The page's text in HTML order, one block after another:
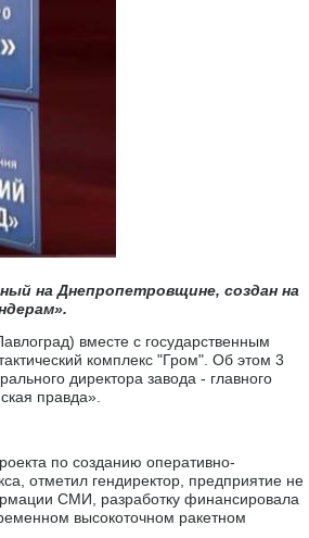
на Днепропетровщине, создан на
вместе с государственным
комплекс "Гром". Об этом 3
директора завода - главного
правда».
по созданию оперативно-
отметил гендиректор, предприятие не
СМИ, разработку финансировала
высокоточном ракетном